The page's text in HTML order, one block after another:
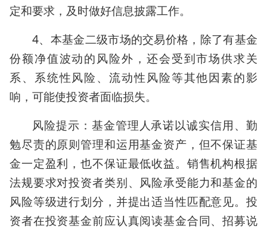
定和要求，及时做好信息披露工作。
4、本基金二级市场的交易价格，除了有基金
份额净值波动的风险外，还会受到市场供求关
系、系统性风险、流动性风险等其他因素的影
响，可能使投资者面临损失。
风险提示：基金管理人承诺以诚实信用、勤
勉尽责的原则管理和运用基金资产，但不保证基
金一定盈利，也不保证最低收益。销售机构根据
法规要求对投资者类别、风险承受能力和基金的
风险等级进行划分，并提出适当性匹配意见。投
资者在投资基金前应认真阅读基金合同、招募说